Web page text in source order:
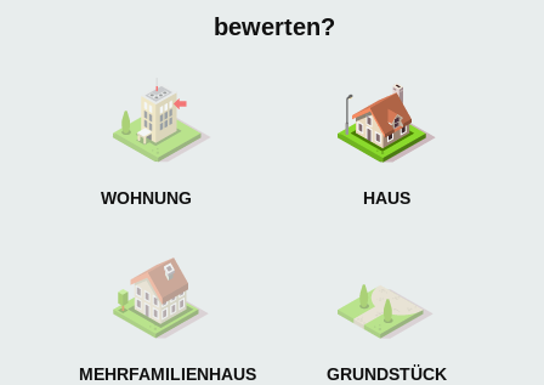
bewerten?
WOHNUNG HAUS
MEHRFAMILIENHAUS GRUNDSTÜCK